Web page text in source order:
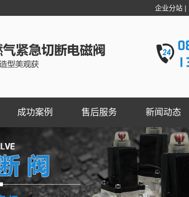
企业分站 |
成功案例
燃气切断阀成功案例
售后服务 新闻动态
公司新闻
行业新闻
技术知识
燃气切断阀资讯